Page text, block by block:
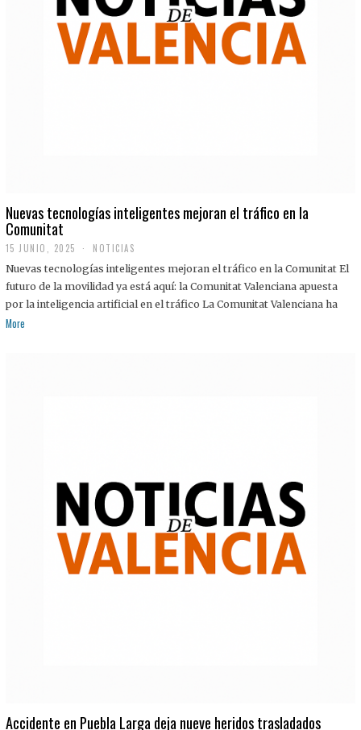
Nuevas tecnologías inteligentes mejoran el tráfico en la
Comunitat
15 JUNIO, 2025 NOTICIAS
Nuevas tecnologías inteligentes mejoran el tráfico en la Comunitat El
futuro de la movilidad ya está aquí: la Comunitat Valenciana apuesta
por la inteligencia artificial en el tráfico La Comunitat Valenciana ha
More
Accidente en Puebla Larga deja nueve heridos trasladados